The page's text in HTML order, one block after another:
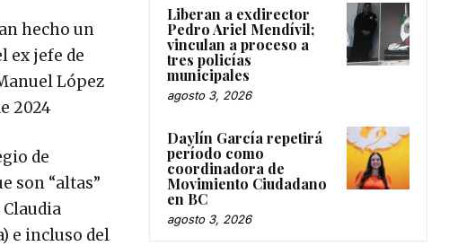
hecho un
ex jefe de
López
2024
de
son “altas”
e incluso del
Liberan a exdirector
Pedro Ariel Mendívil;
vinculan a proceso a
tres policías
municipales
agosto 3, 2026
Daylín García repetirá
período como
coordinadora de
Movimiento Ciudadano
en BC
agosto 3, 2026